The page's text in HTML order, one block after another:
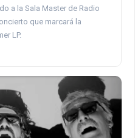
a la Sala Master de Radio
que marcará la
LP.